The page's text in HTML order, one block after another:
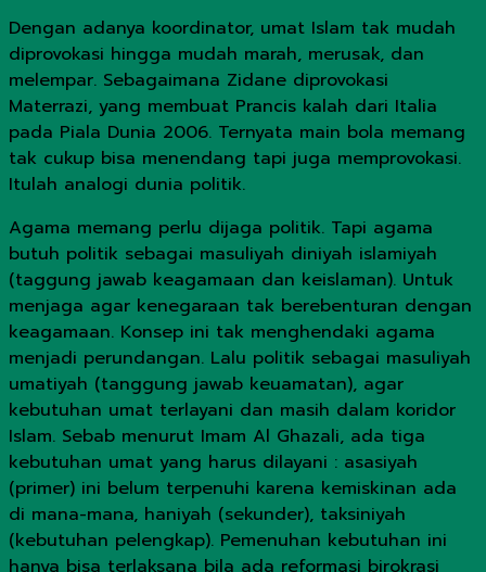
Dengan adanya koordinator, umat Islam tak mudah
diprovokasi hingga mudah marah, merusak, dan
melempar. Sebagaimana Zidane diprovokasi
Materrazi, yang membuat Prancis kalah dari Italia
pada Piala Dunia 2006. Ternyata main bola memang
tak cukup bisa menendang tapi juga memprovokasi.
Itulah analogi dunia politik.
Agama memang perlu dijaga politik. Tapi agama
butuh politik sebagai masuliyah diniyah islamiyah
(taggung jawab keagamaan dan keislaman). Untuk
menjaga agar kenegaraan tak berebenturan dengan
keagamaan. Konsep ini tak menghendaki agama
menjadi perundangan. Lalu politik sebagai masuliyah
umatiyah (tanggung jawab keuamatan), agar
kebutuhan umat terlayani dan masih dalam koridor
Islam. Sebab menurut Imam Al Ghazali, ada tiga
kebutuhan umat yang harus dilayani : asasiyah
(primer) ini belum terpenuhi karena kemiskinan ada
di mana-mana, haniyah (sekunder), taksiniyah
(kebutuhan pelengkap). Pemenuhan kebutuhan ini
hanya bisa terlaksana bila ada reformasi birokrasi